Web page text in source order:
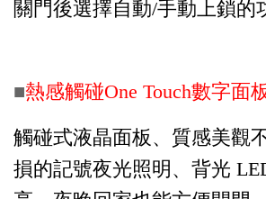
關門後選擇自動/手動上鎖的
■熱感觸碰One Touch數字面
觸碰式液晶面板、質感美觀
損的記號夜光照明、背光